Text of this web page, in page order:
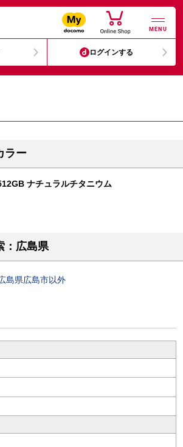
MENU
ログインする
ラー
ナチュラルチタニウム
：広島県
島県広島市以外